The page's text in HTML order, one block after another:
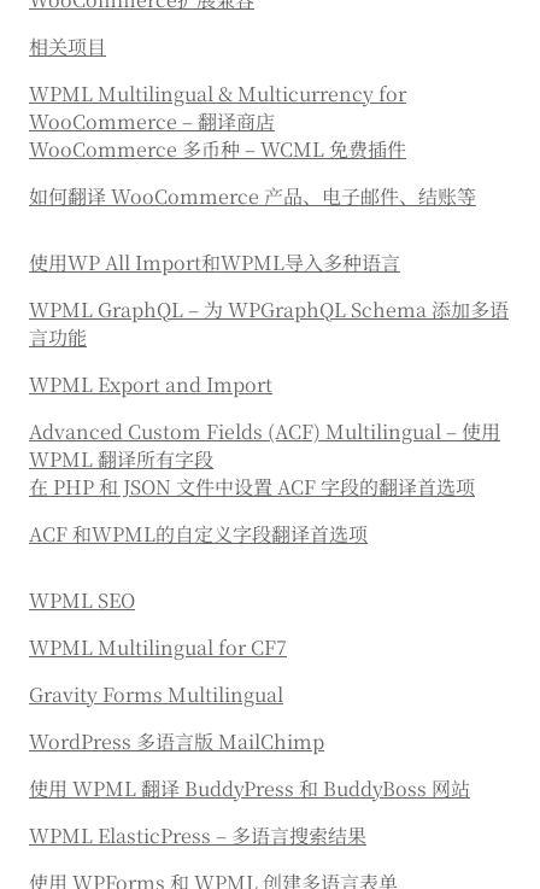
相关项目
WPML Multilingual & Multicurrency for
WooCommerce – 翻译商店
WooCommerce 多币种 – WCML 免费插件
如何翻译 WooCommerce 产品、电子邮件、结账等
使用WP All Import和WPML导入多种语言
WPML GraphQL – 为 WPGraphQL Schema 添加多语
言功能
WPML Export and Import
Advanced Custom Fields (ACF) Multilingual – 使用
WPML 翻译所有字段
在 PHP 和 JSON 文件中设置 ACF 字段的翻译首选项
ACF 和WPML的自定义字段翻译首选项
WPML SEO
WPML Multilingual for CF7
Gravity Forms Multilingual
WordPress 多语言版 MailChimp
使用 WPML 翻译 BuddyPress 和 BuddyBoss 网站
WPML ElasticPress – 多语言搜索结果
使用 WPForms 和 WPML 创建多语言表单